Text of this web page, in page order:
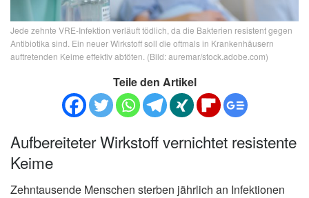
Jede zehnte VRE-Infektion verläuft tödlich, da die Bakterien resistent gegen
Antibiotika sind. Ein neuer Wirkstoff soll die oftmals in Krankenhäusern
auftretenden Keime effektiv abtöten. (Bild: auremar/stock.adobe.com)
Teile den Artikel
Aufbereiteter Wirkstoff vernichtet resistente
Keime
Zehntausende Menschen sterben jährlich an Infektionen